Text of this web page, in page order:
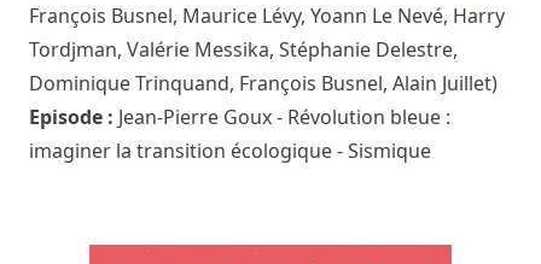
François Busnel, Maurice Lévy, Yoann Le Nevé, Harry
Tordjman, Valérie Messika, Stéphanie Delestre,
Dominique Trinquand, François Busnel, Alain Juillet)
Episode : Jean-Pierre Goux - Révolution bleue :
imaginer la transition écologique - Sismique